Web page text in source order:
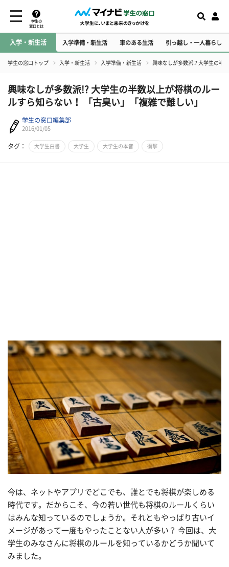
学生の
窓口とは
入学・新生活 入学準備・新生活 車のある生活 引っ越し・一人暮らし
学生の窓口トップ 入学・新生活 入学準備・新生活 興味なしが多数派!? 大学生の半
興味なしが多数派!? 大学生の半数以上が将棋のルー
ルすら知らない！ 「古臭い」「複雑で難しい」
学生の窓口編集部
2016/01/05
タグ： 大学生白書 大学生 大学生の本音 衝撃
今は、ネットやアプリでどこでも、誰とでも将棋が楽しめる
時代です。だからこそ、今の若い世代も将棋のルールくらい
はみんな知っているのでしょうか。それともやっぱり古いイ
メージがあって一度もやったことない人が多い？ 今回は、大
学生のみなさんに将棋のルールを知っているかどうか聞いて
みました。